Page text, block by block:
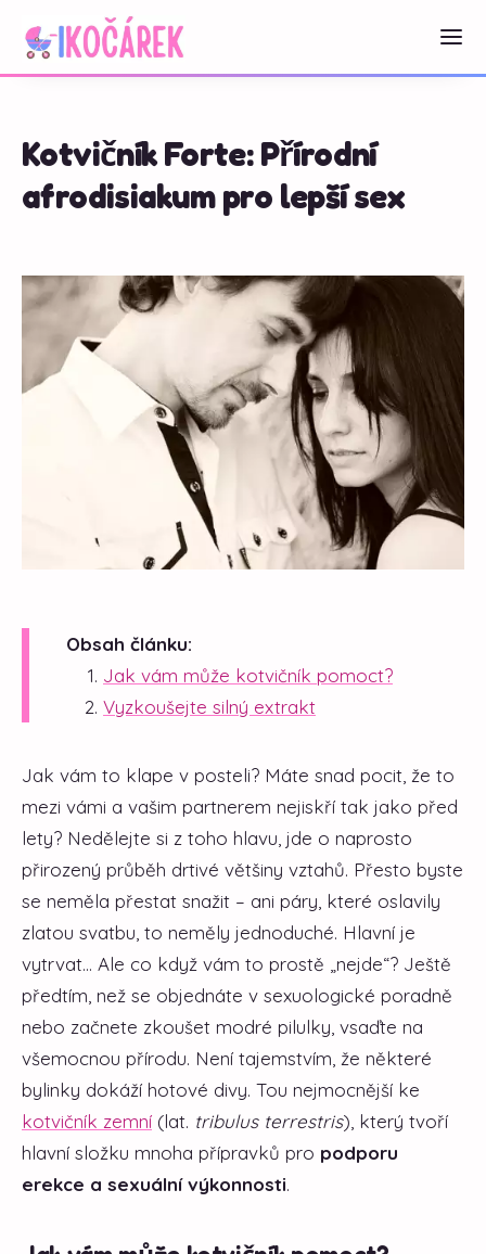
Kotvičník Forte: Přírodní
afrodisiakum pro lepší sex
Obsah článku:
Jak vám může kotvičník pomoct?
Vyzkoušejte silný extrakt
Jak vám to klape v posteli? Máte snad pocit, že to
mezi vámi a vašim partnerem nejiskří tak jako před
lety? Nedělejte si z toho hlavu, jde o naprosto
přirozený průběh drtivé většiny vztahů. Přesto byste
se neměla přestat snažit – ani páry, které oslavily
zlatou svatbu, to neměly jednoduché. Hlavní je
vytrvat… Ale co když vám to prostě „nejde“? Ještě
předtím, než se objednáte v sexuologické poradně
nebo začnete zkoušet modré pilulky, vsaďte na
všemocnou přírodu. Není tajemstvím, že některé
bylinky dokáží hotové divy. Tou nejmocnější ke
kotvičník zemní (lat. tribulus terrestris), který tvoří
hlavní složku mnoha přípravků pro podporu
erekce a sexuální výkonnosti.